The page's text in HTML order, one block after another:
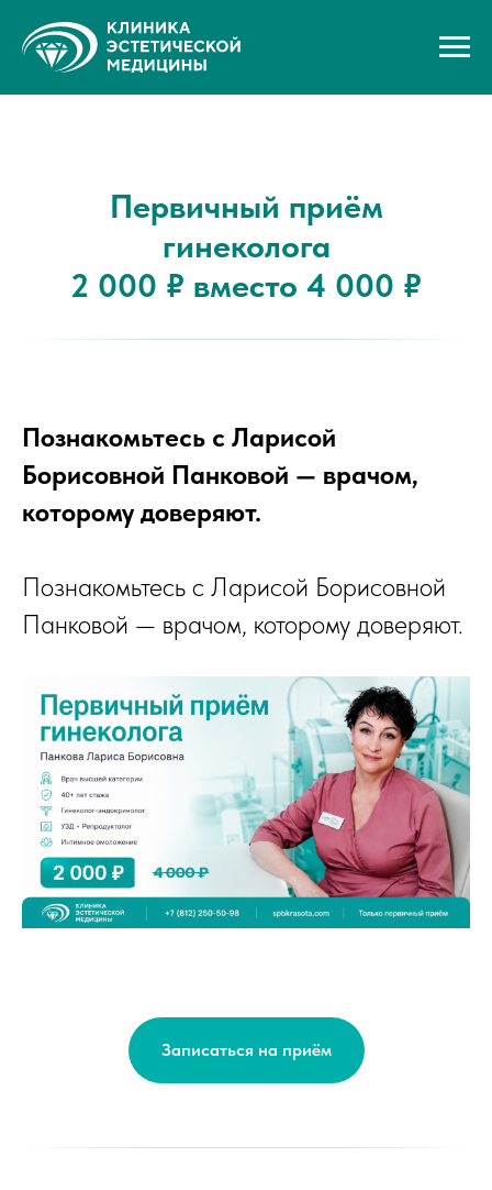
Первичный приём
гинеколога
2 000 ₽ вместо 4 000 ₽
Познакомьтесь с Ларисой
Борисовной Панковой — врачом,
которому доверяют.
Познакомьтесь с Ларисой Борисовной
Панковой — врачом, которому доверяют.
Записаться на приём